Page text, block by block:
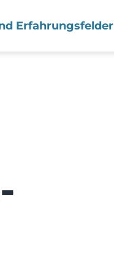
Erfahrungsfelder